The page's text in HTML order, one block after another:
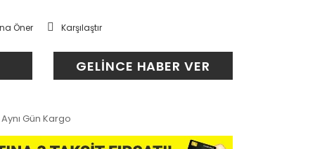
Öner Karşılaştır
GELİNCE HABER VER
Aynı Gün Kargo